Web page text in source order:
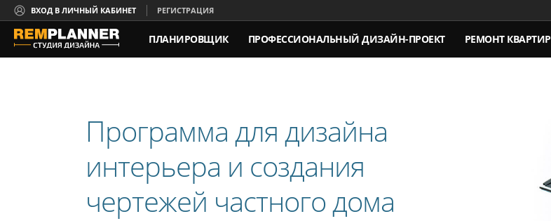
ВХОД В ЛИЧНЫЙ КАБИНЕТ РЕГИСТРАЦИЯ
ПЛАНИРОВЩИК ПРОФЕССИОНАЛЬНЫЙ ДИЗАЙН-ПРОЕКТ РЕМОНТ КВАРТИР
Программа для дизайна
интерьера и создания
чертежей частного дома